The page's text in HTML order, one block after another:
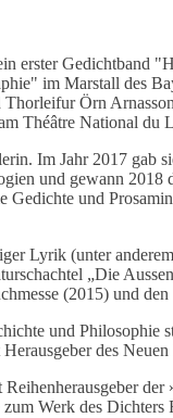
erster Gedichtband
im Marstall des
Örn
Théâtre National du
Im Jahr 2017
und gewann
und
Lyrik (unter
„Die
(2015) und
und
des
Werk des